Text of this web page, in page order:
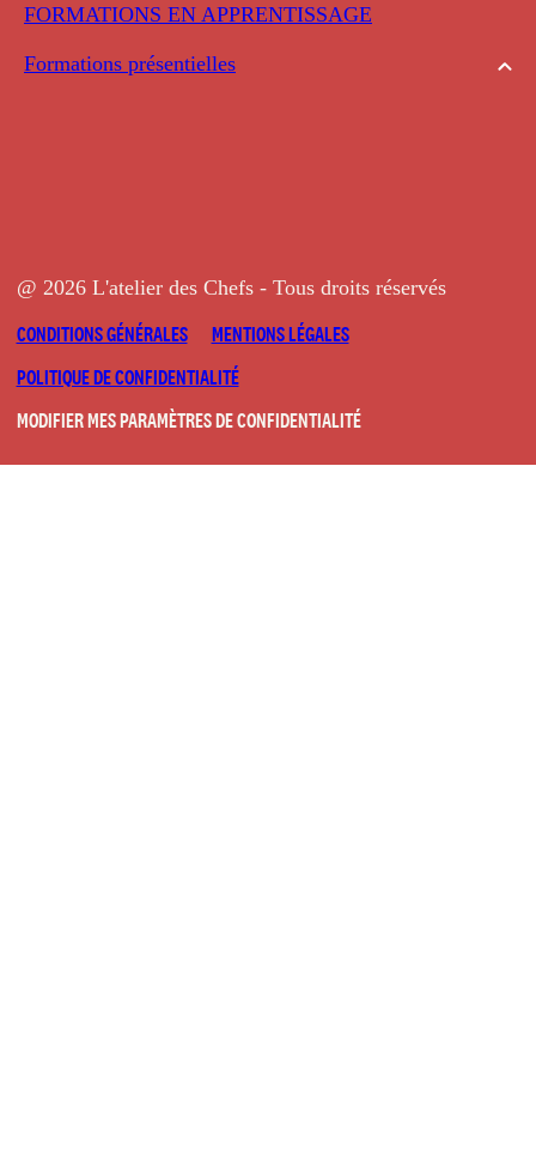
FORMATIONS EN APPRENTISSAGE
Formations présentielles
@ 2026 L'atelier des Chefs - Tous droits réservés
CONDITIONS GÉNÉRALES
MENTIONS LÉGALES
POLITIQUE DE CONFIDENTIALITÉ
MODIFIER MES PARAMÈTRES DE CONFIDENTIALITÉ